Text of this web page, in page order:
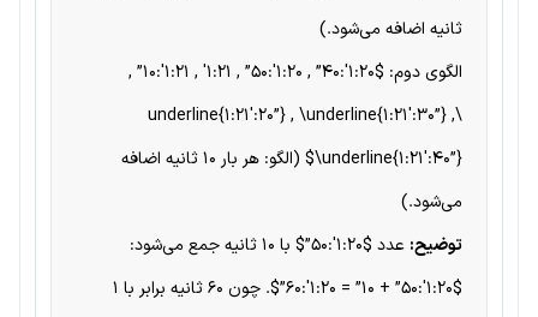
ثانیه اضافه می‌شود.)
الگوی دوم: $۱:۲۰′:۴۰” , ۱:۲۰′:۵۰” , ۱:۲۱′ , ۱:۲۱′:۱۰” ,
\underline{1:21′:20”} , \underline{1:21′:30”} ,
\underline{1:21′:40”}$ (الگو: هر بار ۱۰ ثانیه اضافه
می‌شود.)
توضیح:
عدد $۱:۲۰′:۵۰”$ با ۱۰ ثانیه جمع می‌شود:
$۱:۲۰′:۵۰” + ۱۰” = 1:۲۰′:۶۰”$. چون ۶۰ ثانیه برابر با ۱